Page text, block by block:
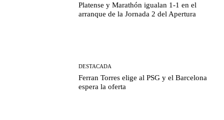
Platense y Marathón igualan 1-1 en el
arranque de la Jornada 2 del Apertura
DESTACADA
Ferran Torres elige al PSG y el Barcelona
espera la oferta